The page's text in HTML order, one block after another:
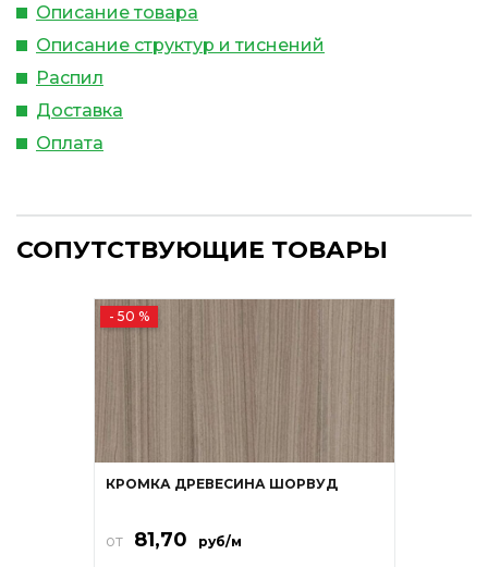
Описание товара
Описание структур и тиснений
Распил
Доставка
Оплата
СОПУТСТВУЮЩИЕ ТОВАРЫ
- 50 %
КРОМКА ДРЕВЕСИНА ШОРВУД
от 81,70 руб/м